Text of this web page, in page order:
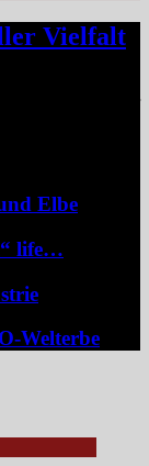
Vielfalt
Elbe
life…
Welterbe